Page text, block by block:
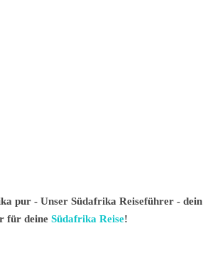
pur - Unser Südafrika Reiseführer - dein
für deine Südafrika Reise!